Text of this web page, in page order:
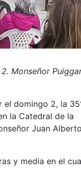
Monseñor
el domingo 2, la
la Catedral de la
Juan
y media en el